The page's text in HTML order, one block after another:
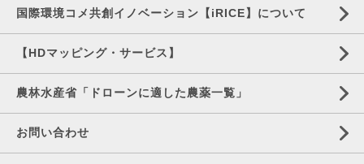
国際環境コメ共創イノベーション【iRICE】について
【HDマッピング・サービス】
農林水産省「ドローンに適した農薬一覧」
お問い合わせ